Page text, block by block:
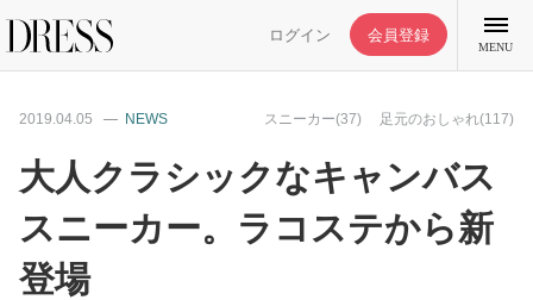
ログイン 会員登録
MENU
特集記事
2019.04.05 NEWS スニーカー(37) 足元のおしゃれ(117)
大人クラシックなキャンバス
スニーカー。ラコステから新
登場